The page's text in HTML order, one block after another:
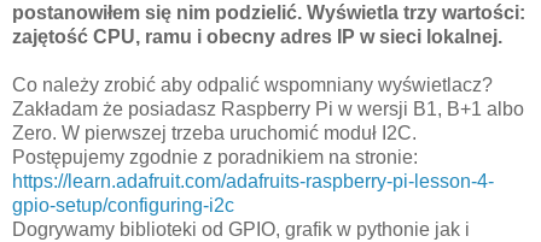
postanowiłem się nim podzielić. Wyświetla trzy wartości:
zajętość CPU, ramu i obecny adres IP w sieci lokalnej.
Co należy zrobić aby odpalić wspomniany wyświetlacz?
Zakładam że posiadasz Raspberry Pi w wersji B1, B+1 albo
Zero. W pierwszej trzeba uruchomić moduł I2C.
Postępujemy zgodnie z poradnikiem na stronie:
https://learn.adafruit.com/adafruits-raspberry-pi-lesson-4-
gpio-setup/configuring-i2c
Dogrywamy biblioteki od GPIO, grafik w pythonie jak i